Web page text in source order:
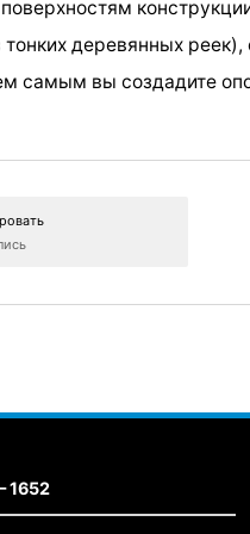
деревянных реек),
самым вы создадите
1652